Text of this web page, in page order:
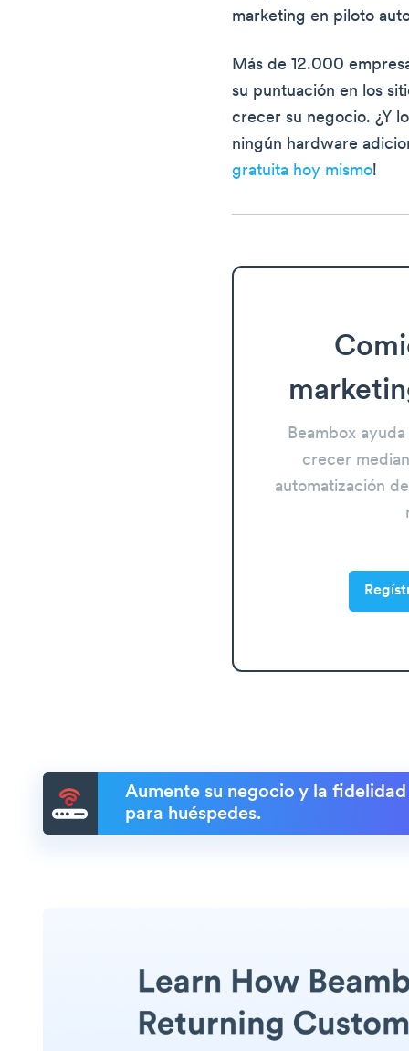
marketing en piloto
Más de 12.000
su puntuación en los
crecer su negocio. ¿Y
ningún hardware
gratuita hoy mismo!
Beambox
crecer
automatización
Aumente su negocio y la
para huéspedes.